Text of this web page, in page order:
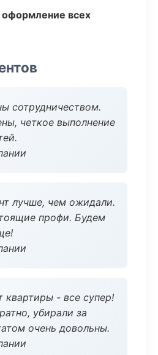
всех
сотрудничеством.
четкое выполнение
лучше, чем ожидали.
профи. Будем
квартиры - все супер!
убирали за
очень довольны.